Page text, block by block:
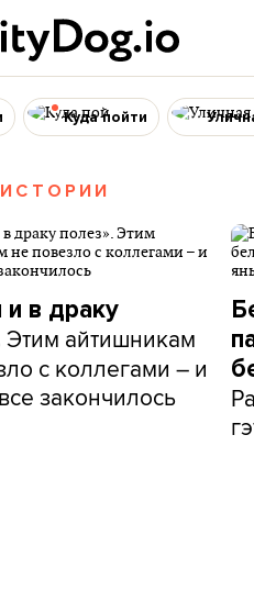
Куда пойти
в драку
Этим айтишникам
с коллегами – и
закончилось